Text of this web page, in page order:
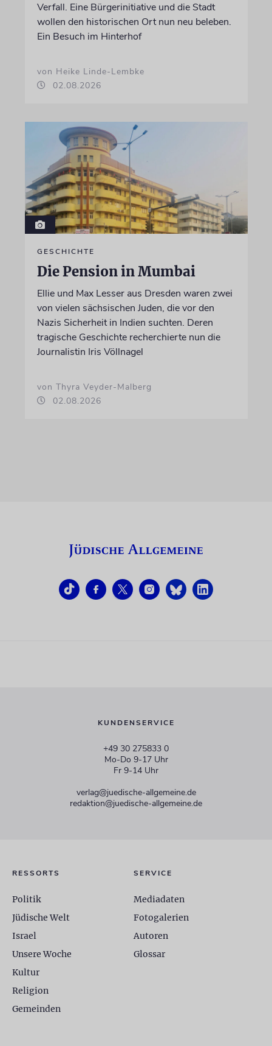
Verfall. Eine Bürgerinitiative und die Stadt
wollen den historischen Ort nun neu beleben.
Ein Besuch im Hinterhof
von Heike Linde-Lembke
02.08.2026
GESCHICHTE
Die Pension in Mumbai
Ellie und Max Lesser aus Dresden waren zwei
von vielen sächsischen Juden, die vor den
Nazis Sicherheit in Indien suchten. Deren
tragische Geschichte recherchierte nun die
Journalistin Iris Völlnagel
von Thyra Veyder-Malberg
02.08.2026
KUNDENSERVICE
+49 30 275833 0
Mo-Do 9-17 Uhr
Fr 9-14 Uhr
verlag@juedische-allgemeine.de
redaktion@juedische-allgemeine.de
RESSORTS
Politik
Jüdische Welt
Israel
Unsere Woche
Kultur
Religion
Gemeinden
SERVICE
Mediadaten
Fotogalerien
Autoren
Glossar